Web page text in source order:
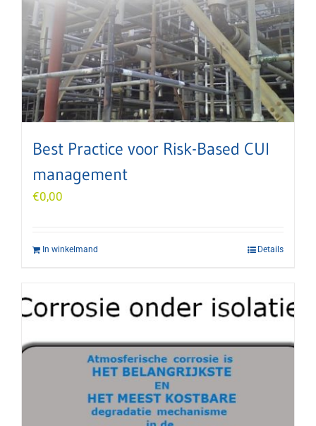
Best Practice voor Risk-Based CUI
management
€0,00
In winkelmand Details